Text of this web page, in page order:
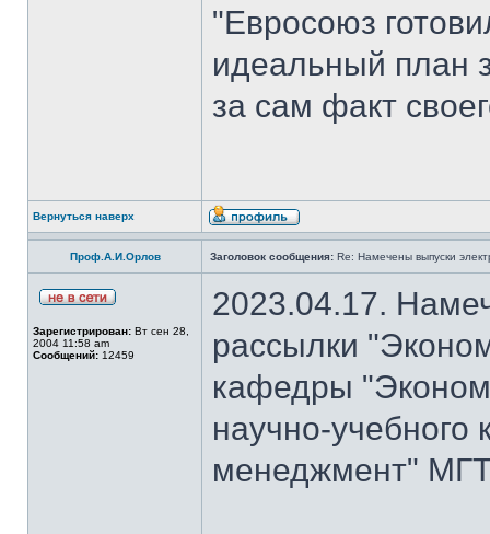
"Евросоюз
идеальный план
за сам факт
Вернуться наверх
Проф.А.И.Орлов Заголовок сообщения: Re: Намечены выпуски
Зарегистрирован: Вт сен 28,
2004 11:58 am
Сообщений: 12459
2023.04.17.
рассылки
кафедры
научно-
менеджмент"